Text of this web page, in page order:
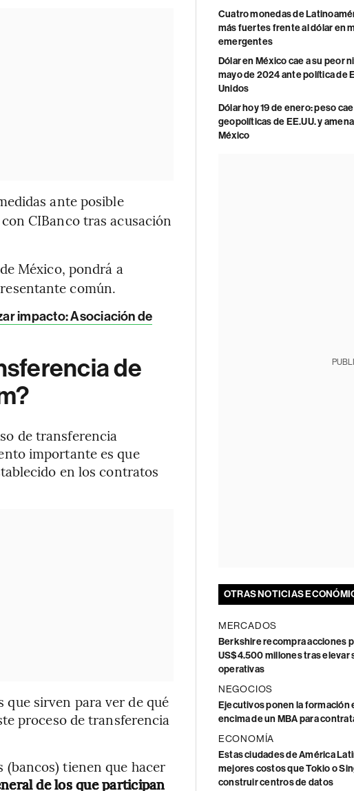
ante posible
CIBanco tras acusación
México, pondrá a
común.
impacto: Asociación de
de
de transferencia
importante es que
en los contratos
sirven para ver de qué
proceso de transferencia
tienen que hacer
de los que participan
Cuatro monedas de
más fuertes frente al dólar en
emergentes
Dólar en México cae a su peor
mayo de 2024 ante política de
Unidos
Dólar hoy 19 de enero: peso
geopolíticas de EE.UU. y
México
OTRAS NOTICIAS
MERCADOS
Berkshire recompra acciones
US$4.500 millones tras elevar
operativas
NEGOCIOS
Ejecutivos ponen la formación
encima de un MBA para
ECONOMÍA
Estas ciudades de América
mejores costos que Tokio o
construir centros de datos